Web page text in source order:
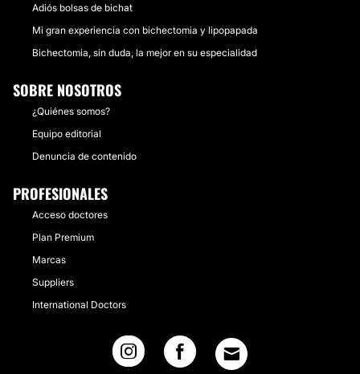
Adiós bolsas de bichat
Mi gran experiencia con bichectomia y lipopapada
Bichectomia, sin duda, la mejor en su especialidad
SOBRE NOSOTROS
¿Quiénes somos?
Equipo editorial
Denuncia de contenido
PROFESIONALES
Acceso doctores
Plan Premium
Marcas
Suppliers
International Doctors